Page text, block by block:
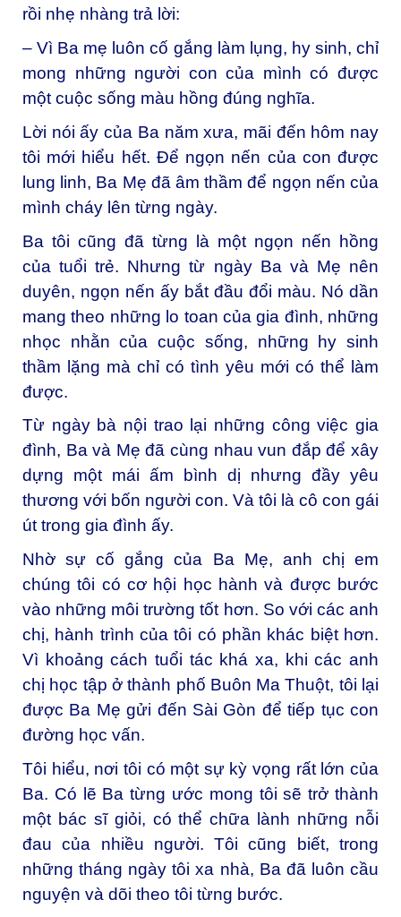
rồi nhẹ nhàng trả lời:
– Vì Ba mẹ luôn cố gắng làm lụng, hy sinh, chỉ
mong những người con của mình có được
một cuộc sống màu hồng đúng nghĩa.
Lời nói ấy của Ba năm xưa, mãi đến hôm nay
tôi mới hiểu hết. Để ngọn nến của con được
lung linh, Ba Mẹ đã âm thầm để ngọn nến của
mình cháy lên từng ngày.
Ba tôi cũng đã từng là một ngọn nến hồng
của tuổi trẻ. Nhưng từ ngày Ba và Mẹ nên
duyên, ngọn nến ấy bắt đầu đổi màu. Nó dần
mang theo những lo toan của gia đình, những
nhọc nhằn của cuộc sống, những hy sinh
thầm lặng mà chỉ có tình yêu mới có thể làm
được.
Từ ngày bà nội trao lại những công việc gia
đình, Ba và Mẹ đã cùng nhau vun đắp để xây
dựng một mái ấm bình dị nhưng đầy yêu
thương với bốn người con. Và tôi là cô con gái
út trong gia đình ấy.
Nhờ sự cố gắng của Ba Mẹ, anh chị em
chúng tôi có cơ hội học hành và được bước
vào những môi trường tốt hơn. So với các anh
chị, hành trình của tôi có phần khác biệt hơn.
Vì khoảng cách tuổi tác khá xa, khi các anh
chị học tập ở thành phố Buôn Ma Thuột, tôi lại
được Ba Mẹ gửi đến Sài Gòn để tiếp tục con
đường học vấn.
Tôi hiểu, nơi tôi có một sự kỳ vọng rất lớn của
Ba. Có lẽ Ba từng ước mong tôi sẽ trở thành
một bác sĩ giỏi, có thể chữa lành những nỗi
đau của nhiều người. Tôi cũng biết, trong
những tháng ngày tôi xa nhà, Ba đã luôn cầu
nguyện và dõi theo tôi từng bước.